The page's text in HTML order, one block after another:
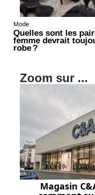
Mode
Quelles sont les
femme devrait
robe ?
Zoom sur ...
Magasin